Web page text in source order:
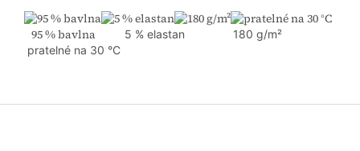
95 % bavlna 5 % elastan 180 g/m²
pratelné na 30 °C